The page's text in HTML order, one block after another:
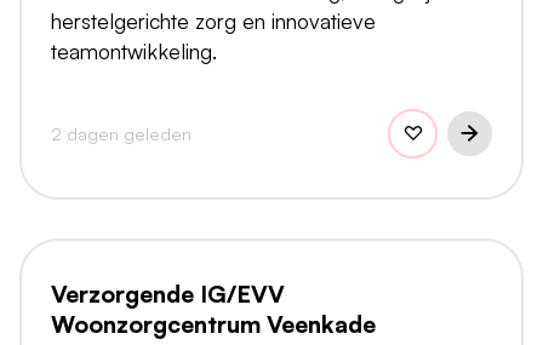
herstelgerichte zorg en innovatieve
teamontwikkeling.
2 dagen geleden
Verzorgende IG/EVV
Woonzorgcentrum Veenkade